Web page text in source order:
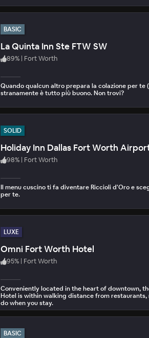
BASIC
La Quinta Inn Ste FTW SW
89% | Fort Worth
Quando qualcun altro prepara la colazione per te
stranamente è tutto più buono. Non trovi?
SOLID
Holiday Inn Dallas Fort Worth
98% | Fort Worth
Il menu cuscino ti fa diventare Riccioli d'Oro e
per te.
LUXE
Omni Fort Worth Hotel
95% | Fort Worth
Conveniently located in the heart of downtown,
Hotel is within walking distance from
do when you stay.
BASIC